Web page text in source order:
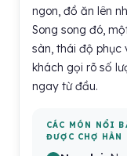
ngon, đồ ăn lên
Song song đó,
sàn, thái độ phục
khách gọi rõ số
ngay từ đầu.
CÁC MÓN NỔI
ĐƯỢC CHỢ HÀN